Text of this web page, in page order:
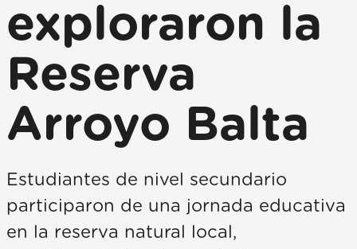
exploraron la
Reserva
Arroyo Balta
Estudiantes de nivel secundario
participaron de una jornada educativa
en la reserva natural local,